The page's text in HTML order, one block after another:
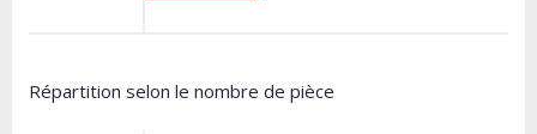
Répartition selon le nombre de pièce